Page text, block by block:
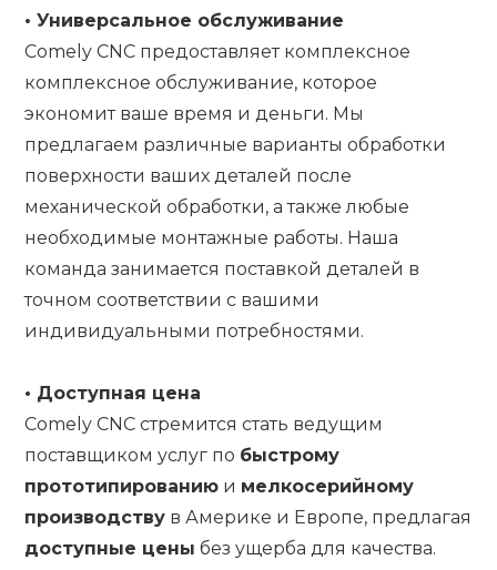
•Универсальное обслуживание
Comely CNC предоставляет комплексное
комплексное обслуживание, которое
экономит ваше время и деньги. Мы
предлагаем различные варианты обработки
поверхности ваших деталей после
механической обработки, а также любые
необходимые монтажные работы. Наша
команда занимается поставкой деталей в
точном соответствии с вашими
индивидуальными потребностями.
• Доступная цена
Comely CNC стремится стать ведущим
поставщиком услуг по быстрому
прототипированию и мелкосерийному
производству в Америке и Европе, предлагая
доступные цены без ущерба для качества.